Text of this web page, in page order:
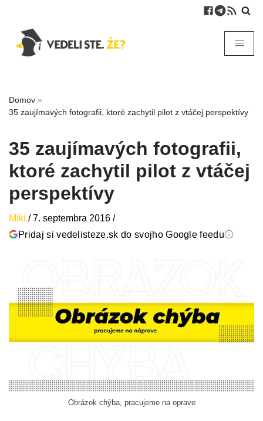
Domov »
35 zaujímavých fotografii, ktoré zachytil pilot z vtáčej perspektívy
35 zaujímavých fotografii,
ktoré zachytil pilot z vtáčej
perspektívy
Miki /7. septembra 2016 /
Pridaj si vedelisteze.sk do svojho Google feedu
Obrázok chýba, pracujeme na oprave